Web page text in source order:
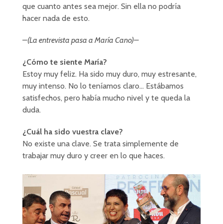
que cuanto antes sea mejor. Sin ella no podría
hacer nada de esto.
–(La entrevista pasa a María Cano)–
¿Cómo te siente María?
Estoy muy feliz. Ha sido muy duro, muy estresante,
muy intenso. No lo teníamos claro… Estábamos
satisfechos, pero había mucho nivel y te queda la
duda.
¿Cuál ha sido vuestra clave?
No existe una clave. Se trata simplemente de
trabajar muy duro y creer en lo que haces.